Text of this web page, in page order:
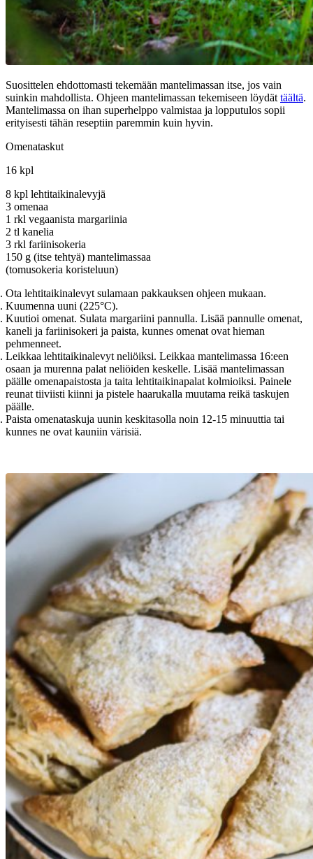
Suosittelen ehdottomasti tekemään mantelimassan itse, jos vain
suinkin mahdollista. Ohjeen mantelimassan tekemiseen löydät täältä.
Mantelimassa on ihan superhelppo valmistaa ja lopputulos sopii
erityisesti tähän reseptiin paremmin kuin hyvin.
Omenataskut
16 kpl
8 kpl lehtitaikinalevyjä
3 omenaa
1 rkl vegaanista margariinia
2 tl kanelia
3 rkl fariinisokeria
150 g (itse tehtyä) mantelimassaa
(tomusokeria koristeluun)
Ota lehtitaikinalevyt sulamaan pakkauksen ohjeen mukaan.
Kuumenna uuni (225°C).
Kuutioi omenat. Sulata margariini pannulla. Lisää pannulle omenat,
kaneli ja fariinisokeri ja paista, kunnes omenat ovat hieman
pehmenneet.
Leikkaa lehtitaikinalevyt neliöiksi. Leikkaa mantelimassa 16:een
osaan ja murenna palat neliöiden keskelle. Lisää mantelimassan
päälle omenapaistosta ja taita lehtitaikinapalat kolmioiksi. Painele
reunat tiiviisti kiinni ja pistele haarukalla muutama reikä taskujen
päälle.
Paista omenataskuja uunin keskitasolla noin 12-15 minuuttia tai
kunnes ne ovat kauniin värisiä.